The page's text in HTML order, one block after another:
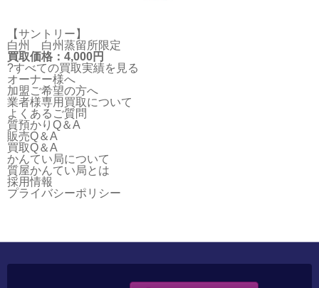
【サントリー】
白州 白州蒸留所限定
買取価格：4,000円
?すべての買取実績を見る
オーナー様へ
加盟ご希望の方へ
業者様専用買取について
よくあるご質問
質預かりQ＆A
販売Q＆A
買取Q＆A
かんてい局について
質屋かんてい局とは
採用情報
プライバシーポリシー